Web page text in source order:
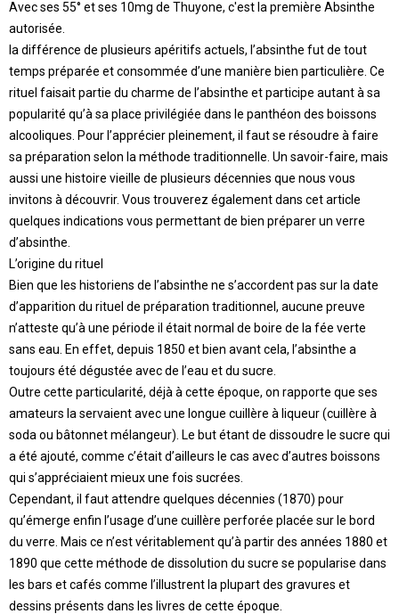
Avec ses 55° et ses 10mg de Thuyone, c'est la première Absinthe
autorisée.
la différence de plusieurs apéritifs actuels, l’absinthe fut de tout
temps préparée et consommée d’une manière bien particulière. Ce
rituel faisait partie du charme de l’absinthe et participe autant à sa
popularité qu’à sa place privilégiée dans le panthéon des boissons
alcooliques. Pour l’apprécier pleinement, il faut se résoudre à faire
sa préparation selon la méthode traditionnelle. Un savoir-faire, mais
aussi une histoire vieille de plusieurs décennies que nous vous
invitons à découvrir. Vous trouverez également dans cet article
quelques indications vous permettant de bien préparer un verre
d’absinthe.
L’origine du rituel
Bien que les historiens de l’absinthe ne s’accordent pas sur la date
d’apparition du rituel de préparation traditionnel, aucune preuve
n’atteste qu’à une période il était normal de boire de la fée verte
sans eau. En effet, depuis 1850 et bien avant cela, l’absinthe a
toujours été dégustée avec de l’eau et du sucre.
Outre cette particularité, déjà à cette époque, on rapporte que ses
amateurs la servaient avec une longue cuillère à liqueur (cuillère à
soda ou bâtonnet mélangeur). Le but étant de dissoudre le sucre qui
a été ajouté, comme c’était d’ailleurs le cas avec d’autres boissons
qui s’appréciaient mieux une fois sucrées.
Cependant, il faut attendre quelques décennies (1870) pour
qu’émerge enfin l’usage d’une cuillère perforée placée sur le bord
du verre. Mais ce n’est véritablement qu’à partir des années 1880 et
1890 que cette méthode de dissolution du sucre se popularise dans
les bars et cafés comme l’illustrent la plupart des gravures et
dessins présents dans les livres de cette époque.